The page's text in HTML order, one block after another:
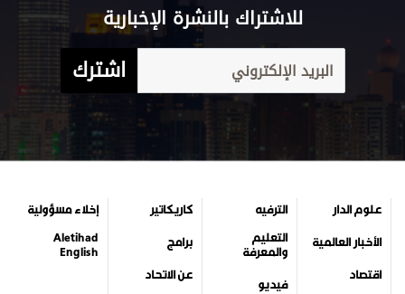
للاشتراك بالنشرة الإخبارية
اشترك
علوم الدار
الأخبار العالمية
اقتصاد
الترفيه
التعليم
والمعرفة
فيديو
كاريكاتير
برامج
عن الاتحاد
إخلاء مسؤولية
Aletihad
English